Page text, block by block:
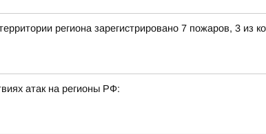
региона зарегистрировано 7 пожаров, 3 из
атак на регионы РФ: